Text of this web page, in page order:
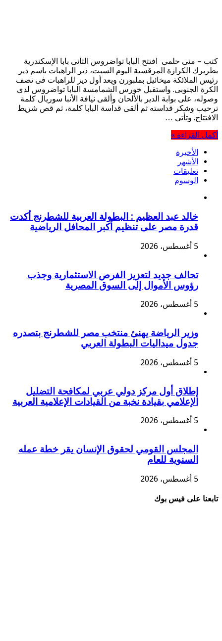
كتب – منى حلمى افتتح البابا تواضروس الثانى بابا الإسكندرية
بطريرك الكرازة المرقسية اليوم السبت، دير الراهبات باسم دير
رئيس الملائكة ميخائيل بملبورن ويعد أول دير للراهبات فى نصف
الكرة الجنوبى. واستقبل خورس الشمامسة البابا تواضروس لدى
وصوله، على بوابة الدير بالألحان وألقى نيافة الأنبا سوريال كلمة
ترحيب وشكر قداسته ثم ألقى قداسة البابا كلمة، ثم قص شريط
الافتتاح. وتأتى …
أكمل القراءة »
الأخيرة
الأشهر
تعليقات
الوسوم
خالد عبد العظيم : البطولة العربية للشطرنج أكدت
قدرة مصر على تنظيم أكبر المحافل الرياضية
5 أغسطس، 2026
تحالف جديد لتعزيز الفرص الاستثمارية وجذب
رؤوس الأموال إلى السوق المصرية
5 أغسطس، 2026
وزير الرياضة يهنئ منتخب مصر للشطرنج بتصدره
جدول ميداليات البطولة العربي
5 أغسطس، 2026
إطلاق أول مركز دولي عربي لمكافحة التضليل
الإعلامي بقيادة نخبة من القيادات الإعلامية العربية
5 أغسطس، 2026
المجلس القومي لحقوق الإنسان يقر خطة عمله
السنوية للعام
5 أغسطس، 2026
تابعنا على فيس بوك